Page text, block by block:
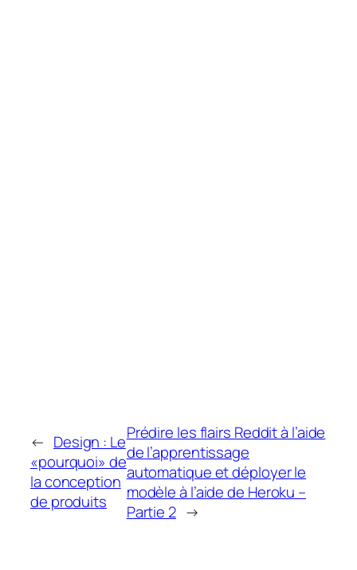
← Design : Le
«pourquoi» de
la conception
de produits
Prédire les flairs Reddit à l’aide
de l’apprentissage
automatique et déployer le
modèle à l’aide de Heroku –
Partie 2 →